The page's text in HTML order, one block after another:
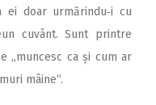
doar urmărindu‑i cu
cuvânt. Sunt printre
„muncesc ca și cum ar
mâine“.